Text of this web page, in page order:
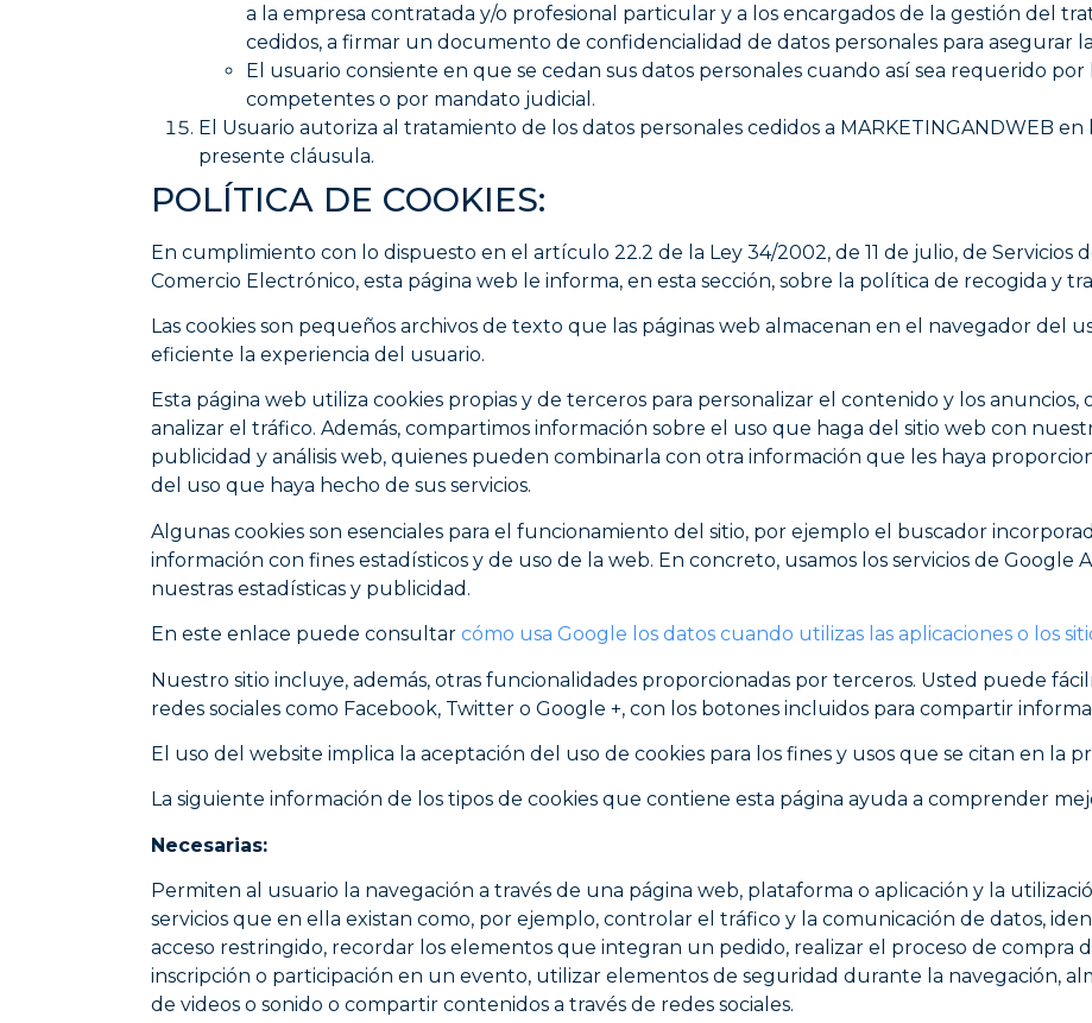
a la empresa contratada y/o profesional particular y a los encargados de la gestión del
cedidos, a firmar un documento de confidencialidad de datos personales para asegurar
El usuario consiente en que se cedan sus datos personales cuando así sea requerido
competentes o por mandato judicial.
El Usuario autoriza al tratamiento de los datos personales cedidos a MARKETINGANDWEB
presente cláusula.
POLÍTICA DE COOKIES:
En cumplimiento con lo dispuesto en el artículo 22.2 de la Ley 34/2002, de 11 de julio, de Servicios
Comercio Electrónico, esta página web le informa, en esta sección, sobre la política de recogida y
Las cookies son pequeños archivos de texto que las páginas web almacenan en el navegador del
eficiente la experiencia del usuario.
Esta página web utiliza cookies propias y de terceros para personalizar el contenido y los anuncios,
analizar el tráfico. Además, compartimos información sobre el uso que haga del sitio web con
publicidad y análisis web, quienes pueden combinarla con otra información que les haya
del uso que haya hecho de sus servicios.
Algunas cookies son esenciales para el funcionamiento del sitio, por ejemplo el buscador
información con fines estadísticos y de uso de la web. En concreto, usamos los servicios de Google
nuestras estadísticas y publicidad.
En este enlace puede consultar cómo usa Google los datos cuando utilizas las aplicaciones o los
Nuestro sitio incluye, además, otras funcionalidades proporcionadas por terceros. Usted puede
redes sociales como Facebook, Twitter o Google +, con los botones incluidos para compartir
El uso del website implica la aceptación del uso de cookies para los fines y usos que se citan en la
La siguiente información de los tipos de cookies que contiene esta página ayuda a comprender
Necesarias:
Permiten al usuario la navegación a través de una página web, plataforma o aplicación y la
servicios que en ella existan como, por ejemplo, controlar el tráfico y la comunicación de datos,
acceso restringido, recordar los elementos que integran un pedido, realizar el proceso de compra
inscripción o participación en un evento, utilizar elementos de seguridad durante la navegación,
de videos o sonido o compartir contenidos a través de redes sociales.